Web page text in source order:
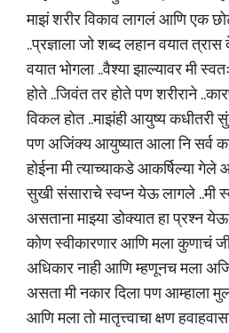
माझं शरीर विकाव लागलं आणि एक
..प्रज्ञाला जो शब्द लहान वयात त्रास
वयात भोगला ..वैश्या झाल्यावर मी
होते ..जिवंत तर होते पण शरीराने
विकल होत ..माझंही आयुष्य कधीतरी
पण अजिंक्य आयुष्यात आला नि सर्व
होईना मी त्याच्याकडे आकर्षिल्या गेले
सुखी संसाराचे स्वप्न येऊ लागले ..मी
असताना माझ्या डोक्यात हा प्रश्न
कोण स्वीकारणार आणि मला कुणाचं
अधिकार नाही आणि म्हणूनच मला
असता मी नकार दिला पण आम्हाला
आणि मला तो मातृत्त्वाचा क्षण